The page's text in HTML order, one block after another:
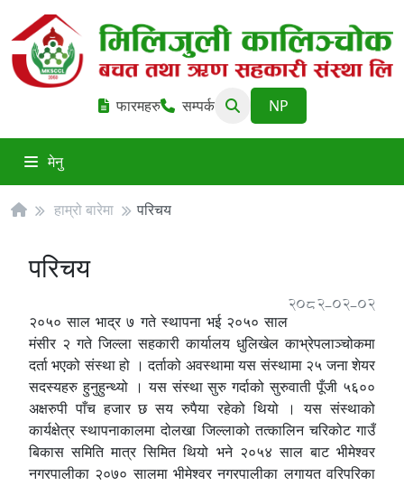
फारमहरु सम्पर्क
मेनु
हाम्रो बारेमा परिचय
परिचय
2082-02-02
२०५० साल भाद्र ७ गते स्थापना भई २०५० साल
मंसीर २ गते जिल्ला सहकारी कार्यालय धुलिखेल काभ्रेपलाञ्चोकमा
दर्ता भएको संस्था हो । दर्ताको अवस्थामा यस संस्थामा २५ जना शेयर
सदस्यहरु हुनुहुन्थ्यो । यस संस्था सुरु गर्दाको सुरुवाती पूँजी ५६००
अक्षरुपी पाँच हजार छ सय रुपैया रहेको थियो । यस संस्थाको
कार्यक्षेत्र स्थापनाकालमा दोलखा जिल्लाको तत्कालिन चरिकोट गाउँ
बिकास समिति मात्र सिमित थियो भने २०५४ साल बाट भीमेश्वर
नगरपालीका २०७० सालमा भीमेश्वर नगरपालीका लगायत वरिपरिका